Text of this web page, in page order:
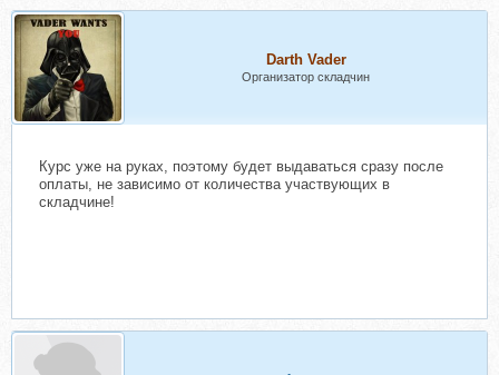
Darth Vader
Организатор складчин
Курс уже на руках, поэтому будет выдаваться сразу после
оплаты, не зависимо от количества участвующих в
складчине!